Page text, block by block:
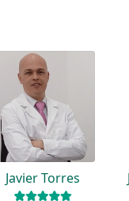
Javier Torres